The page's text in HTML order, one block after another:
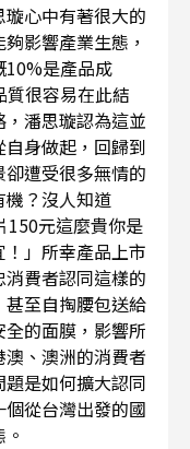
心中有著很大的
影響產業生態，
10%是產品成
很容易在此結
潘思璇認為這並
身做起，回歸到
遭受很多無情的
？沒人知道
150元這麼貴你是
」所幸產品上市
費者認同這樣的
至自掏腰包送給
的面膜，影響所
、澳洲的消費者
是如何擴大認同
從台灣出發的國